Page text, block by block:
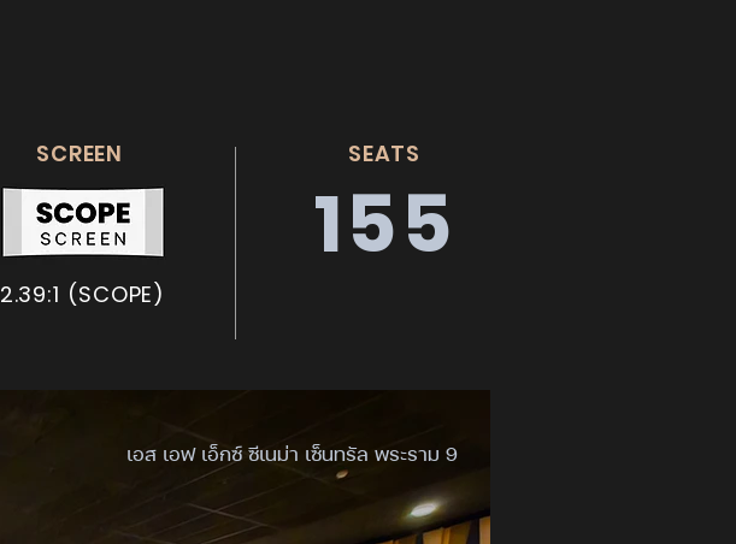
SCREEN
2.39:1 (SCOPE)
SEATS
155
เอส เอฟ เอ็กซ์ ซีเนม่า เซ็นทรัล พระราม 9